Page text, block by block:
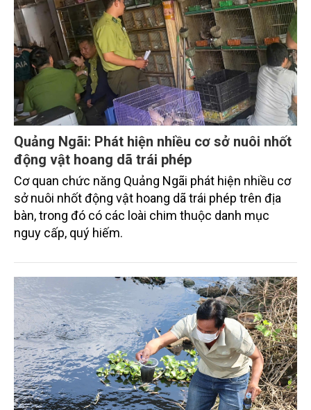
Quảng Ngãi: Phát hiện nhiều cơ sở nuôi nhốt
động vật hoang dã trái phép
Cơ quan chức năng Quảng Ngãi phát hiện nhiều cơ
sở nuôi nhốt động vật hoang dã trái phép trên địa
bàn, trong đó có các loài chim thuộc danh mục
nguy cấp, quý hiếm.